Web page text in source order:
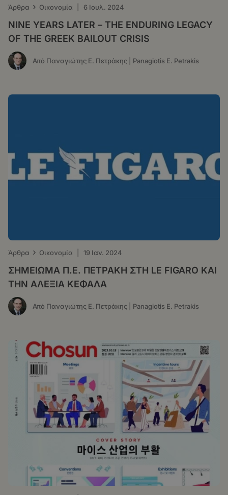
Άρθρα › Οικονομία 6 Ιουλ. 2024
NINE YEARS LATER – THE ENDURING LEGACY
OF THE GREEK BAILOUT CRISIS
Από Παναγιώτης Ε. Πετράκης | Panagiotis E. Petrakis
Άρθρα › Οικονομία 19 Ιαν. 2024
ΣΗΜΕΙΩΜΑ Π.Ε. ΠΕΤΡΑΚΗ ΣΤΗ LE FIGARO ΚΑΙ
ΤΗΝ ΑΛΕΞΙΑ ΚΕΦΑΛΑ
Από Παναγιώτης Ε. Πετράκης | Panagiotis E. Petrakis